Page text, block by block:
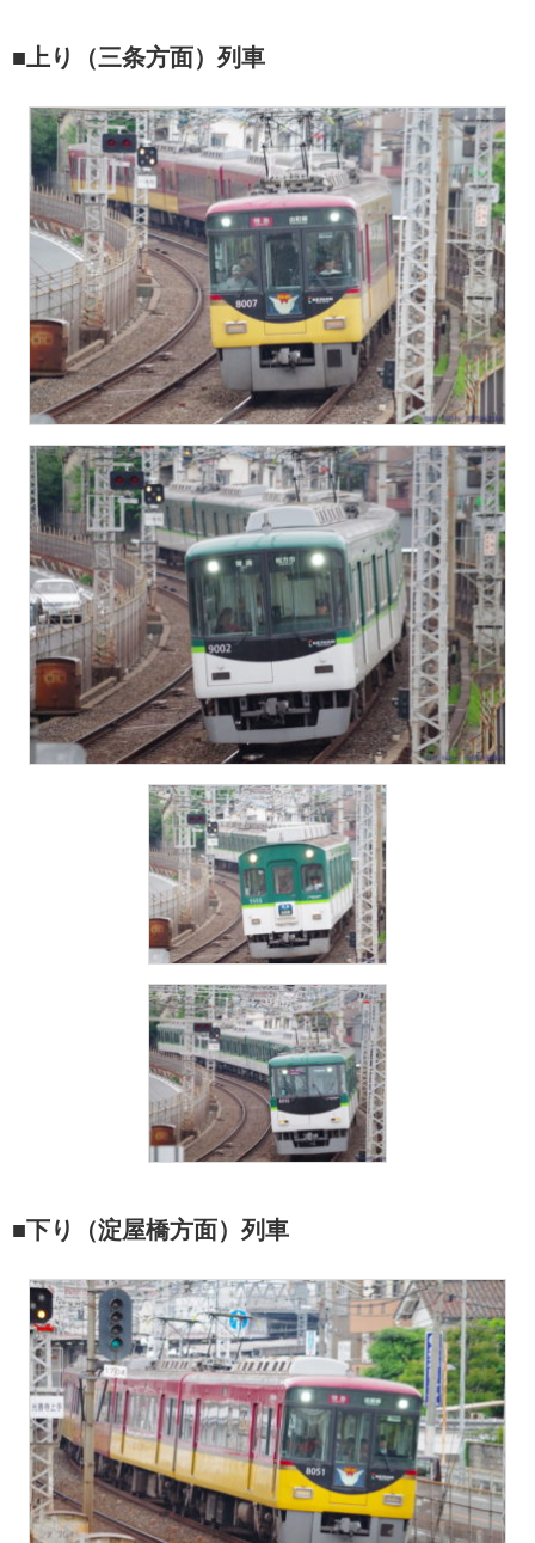
■上り（三条方面）列車
■下り（淀屋橋方面）列車